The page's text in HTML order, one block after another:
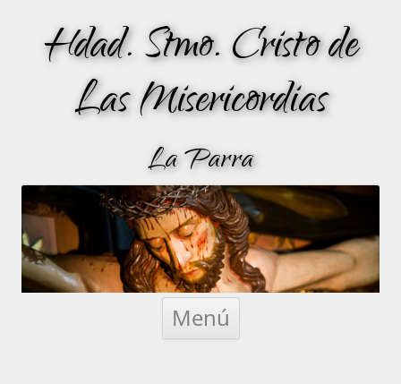
Hdad. Stmo. Cristo de
Las Misericordias
La Parra
Menú
Saltar